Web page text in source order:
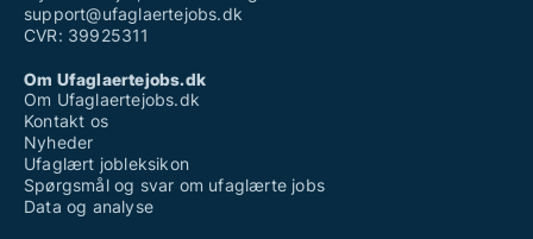
support@ufaglaertejobs.dk
CVR: 39925311
Om Ufaglaertejobs.dk
Om Ufaglaertejobs.dk
Kontakt os
Nyheder
Ufaglært jobleksikon
Spørgsmål og svar om ufaglærte jobs
Data og analyse